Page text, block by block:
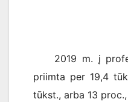
2019 m. į
priimta per 19,4
tūkst., arba 13